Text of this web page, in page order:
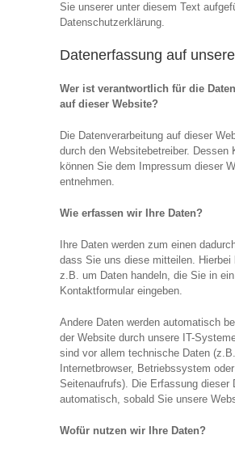
Sie unserer unter diesem Text
Datenschutzerklärung.
Datenerfassung auf
Wer ist verantwortlich für die
auf dieser Website?
Die Datenverarbeitung auf dieser
durch den Websitebetreiber. Dessen
können Sie dem Impressum dieser
entnehmen.
Wie erfassen wir Ihre Daten?
Ihre Daten werden zum einen
dass Sie uns diese mitteilen. Hierbei
z.B. um Daten handeln, die Sie in ein
Kontaktformular eingeben.
Andere Daten werden automatisch
der Website durch unsere IT-
sind vor allem technische Daten (z.B.
Internetbrowser, Betriebssystem
Seitenaufrufs). Die Erfassung dieser
automatisch, sobald Sie unsere
Wofür nutzen wir Ihre Daten?